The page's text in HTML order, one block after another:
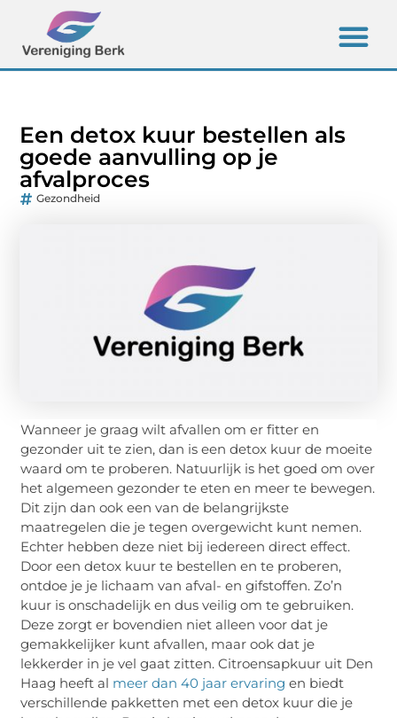
Een detox kuur bestellen als
goede aanvulling op je
afvalproces
Gezondheid
Wanneer je graag wilt afvallen om er fitter en
gezonder uit te zien, dan is een detox kuur de moeite
waard om te proberen. Natuurlijk is het goed om over
het algemeen gezonder te eten en meer te bewegen.
Dit zijn dan ook een van de belangrijkste
maatregelen die je tegen overgewicht kunt nemen.
Echter hebben deze niet bij iedereen direct effect.
Door een detox kuur te bestellen en te proberen,
ontdoe je je lichaam van afval- en gifstoffen. Zo’n
kuur is onschadelijk en dus veilig om te gebruiken.
Deze zorgt er bovendien niet alleen voor dat je
gemakkelijker kunt afvallen, maar ook dat je
lekkerder in je vel gaat zitten. Citroensapkuur uit Den
Haag heeft al meer dan 40 jaar ervaring en biedt
verschillende pakketten met een detox kuur die je